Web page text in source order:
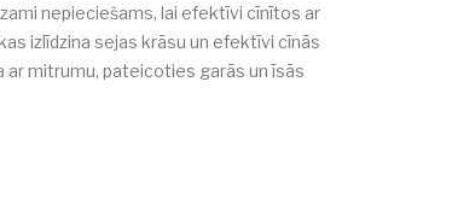
nepieciešams, lai efektīvi cīnītos ar
izlīdzina sejas krāsu un efektīvi cīnās
mitrumu, pateicoties garās un īsās